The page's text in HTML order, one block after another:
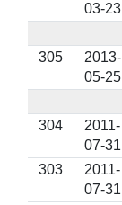
03-23
305
2013-
05-25
304
2011-
07-31
303
2011-
07-31